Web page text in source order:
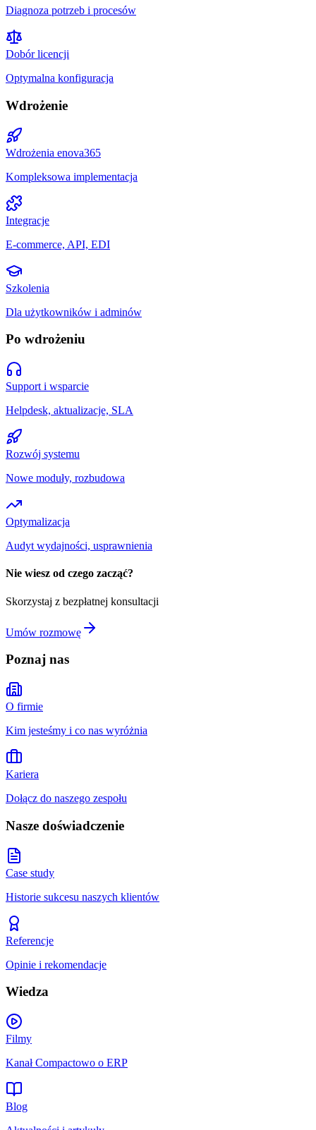
Diagnoza potrzeb i procesów
Dobór licencji
Optymalna konfiguracja
Wdrożenie
Wdrożenia enova365
Kompleksowa implementacja
Integracje
E-commerce, API, EDI
Szkolenia
Dla użytkowników i adminów
Po wdrożeniu
Support i wsparcie
Helpdesk, aktualizacje, SLA
Rozwój systemu
Nowe moduły, rozbudowa
Optymalizacja
Audyt wydajności, usprawnienia
Nie wiesz od czego zacząć?
Skorzystaj z bezpłatnej konsultacji
Umów rozmowę
Poznaj nas
O firmie
Kim jesteśmy i co nas wyróżnia
Kariera
Dołącz do naszego zespołu
Nasze doświadczenie
Case study
Historie sukcesu naszych klientów
Referencje
Opinie i rekomendacje
Wiedza
Filmy
Kanał Compactowo o ERP
Blog